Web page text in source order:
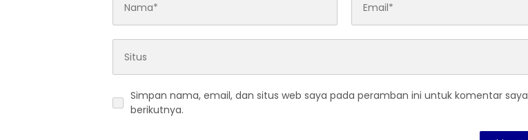
Simpan nama, email, dan situs web saya pada peramban ini untuk komentar saya
berikutnya.